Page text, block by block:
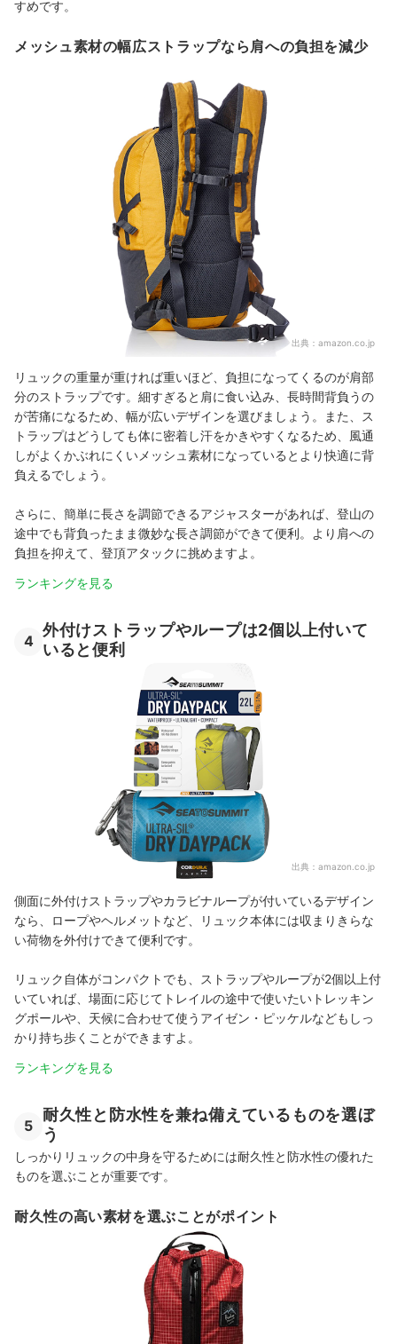
すめです。
メッシュ素材の幅広ストラップなら肩への負担を減少
出典： amazon.co.jp
リュックの重量が重ければ重いほど、負担になってくるのが肩部
分のストラップです。細すぎると肩に食い込み、長時間背負うの
が苦痛になるため、幅が広いデザインを選びましょう。また、ス
トラップはどうしても体に密着し汗をかきやすくなるため、風通
しがよくかぶれにくいメッシュ素材になっているとより快適に背
負えるでしょう。
さらに、簡単に長さを調節できるアジャスターがあれば、登山の
途中でも背負ったまま微妙な長さ調節ができて便利。より肩への
負担を抑えて、登頂アタックに挑めますよ。
ランキングを見る
4
外付けストラップやループは2個以上付いて
いると便利
出典： amazon.co.jp
側面に外付けストラップやカラビナループが付いているデザイン
なら、ロープやヘルメットなど、リュック本体には収まりきらな
い荷物を外付けできて便利です。
リュック自体がコンパクトでも、ストラップやループが2個以上付
いていれば、場面に応じてトレイルの途中で使いたいトレッキン
グポールや、天候に合わせて使うアイゼン・ピッケルなどもしっ
かり持ち歩くことができますよ。
ランキングを見る
5
耐久性と防水性を兼ね備えているものを選ぼ
う
しっかりリュックの中身を守るためには耐久性と防水性の優れた
ものを選ぶことが重要です。
耐久性の高い素材を選ぶことがポイント